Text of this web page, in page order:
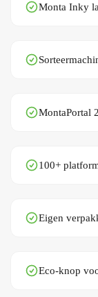
Monta Inky
MontaPortal
100+
Eigen
Eco-knop